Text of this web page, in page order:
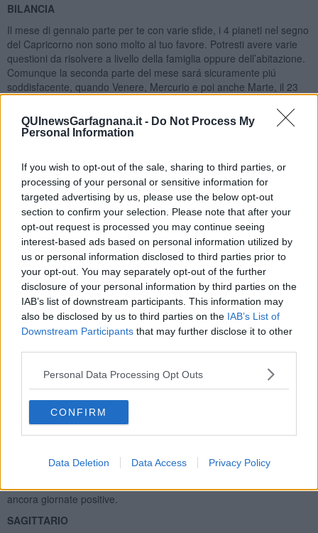
QUInewsGarfagnana.it - Do Not Process My
Personal Information
If you wish to opt-out of the sale, sharing to third parties, or
processing of your personal or sensitive information for
targeted advertising by us, please use the below opt-out
section to confirm your selection. Please note that after your
opt-out request is processed you may continue seeing
interest-based ads based on personal information utilized by
us or personal information disclosed to third parties prior to
your opt-out. You may separately opt-out of the further
disclosure of your personal information by third parties on the
IAB’s list of downstream participants. This information may
also be disclosed by us to third parties on the IAB’s List of
Downstream Participants that may further disclose it to other
Personal Data Processing Opt Outs
CONFIRM
Data Deletion Data Access Privacy Policy
BILANCIA
Il mese di gennaio parte per te con varie sfide, i 4 pianeti nel segno
del Capricorno non sono molto al tuo favore. Potresti avere varie
questioni da risolvere a livello della famiglia oppure dell’abitazione.
Comunque la seconda parte del mese sará sicuramente piú
soddisfacente, quando Venere, Mercurio e poi anche Marte, il 23
con te. La Luna Piena del 3 gennaio potrebbe portare tensione,
anche il 10 gennaio dovrebbe essere un po’ stessante, qualche
Potresti avere una conferma, se lavori nel settore della moda, della
bellezza, delle belle arti. Se fossi single, é il momento buono per
fare una nuova conoscenza. Giornate senza grandi avvenimenti
dopo, per i nativi del primo decade c’e la possibilitá di un frainteso
con il partner, evitabile con razioncinio. Per i single, ancora buon
periodo per nuove conoscenze fino il 10 febbraio.
SCORPIONE
Il nuovo anno inizia piúttosto bene per te. Nel primo weekend
potresti levarti una soddisfazione, andare in un luogo, dove avevi
tanta voglia di andare, magari in montagna con la neve oppure a
vedere una cittá all’estero. Dopo l’Epifania parte molto bene il
Se lavori come impiegato, dovrebbe andare molto bene lo stesso. Il
12-13 gennaio con la Luna nel tuo segno in ottima connessione
potrai realizzare i tuoi progetti, dovresti avere una conferma on-
line, oppure un contratto da fare, che risulterá molto vantaggioso.
Se fossi single, con Venere in buon aspetto fino il 17 gennaio avrai
molta chance per fare una conoscenza nuova, che potrebbe
Luna Nuova del 18 gennaio sará in buon aspetto al tuo segno,
continueranno giornate soddisfacenti. Il 26-27 gennaio é probabile
ancora giornate positive.
SAGITTARIO